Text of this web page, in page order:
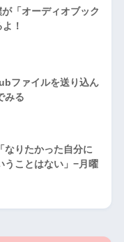
「オーディオブック
！
ファイルを送り込ん
みる
なりたかった自分に
うことはない」−月曜